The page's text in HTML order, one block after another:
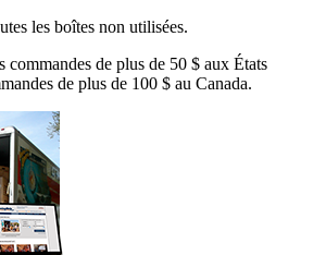
les boîtes non utilisées.
commandes de plus de 50 $ aux États
de plus de 100 $ au Canada.